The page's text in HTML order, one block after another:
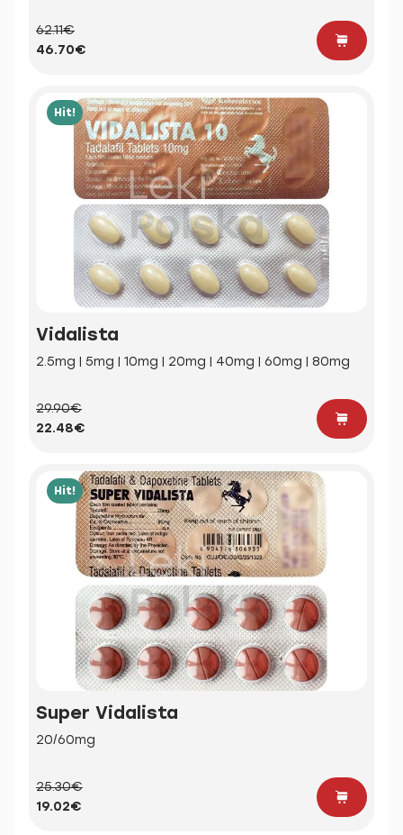
62.11€
46.70€
Hit!
Vidalista
2.5mg | 5mg | 10mg | 20mg | 40mg | 60mg | 80mg
29.90€
22.48€
Hit!
Super Vidalista
20/60mg
25.30€
19.02€